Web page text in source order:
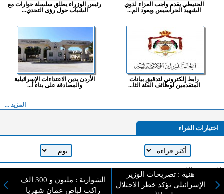
الحنيطي يقدم واجب العزاء لذوي
الشهيد الحراسيس ويعود الم...
رئيس الوزراء يطلق سلسلة حوارات مع
الشباب حول رؤى التحدي...
رابط إلكتروني لتدقيق بيانات
المتقدمين لوظائف الفئة الثا...
الأردن يدين الاعتداءات الإسرائيلية
والمصادقة على بناء أ...
المزيد ...
اختيارات القراء
لا يوجد مقالات
هنية : تصريحات الوزير
الإسرائيلي تؤكد خطر الاحتلال
الشواربة : مليون و 300 الف
راكب لباص عمان شهريا